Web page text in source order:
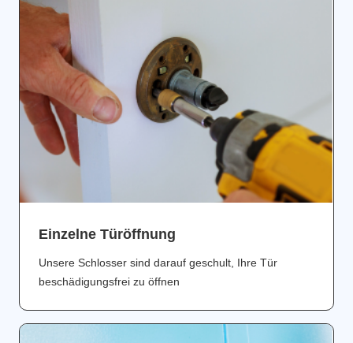
Einzelne Türöffnung
Unsere Schlosser sind darauf geschult, Ihre Tür
beschädigungsfrei zu öffnen